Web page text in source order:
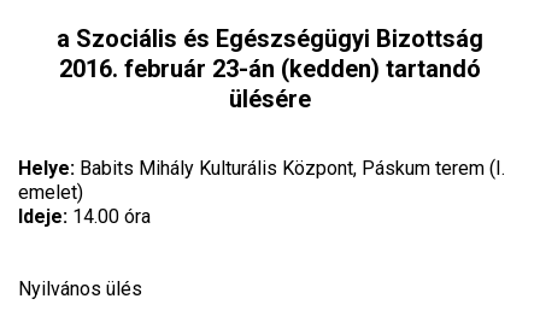
a Szociális és Egészségügyi Bizottság
2016. február 23-án (kedden) tartandó
ülésére
Helye: Babits Mihály Kulturális Központ, Páskum terem (I.
emelet)
Ideje: 14.00 óra
Nyilvános ülés